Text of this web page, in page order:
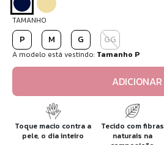
TAMANHO
P M G GG
A modelo está vestindo: Tamanho P
ADICIONAR
Toque macio contra a
pele, o dia inteiro
Tecido com fibras
naturais na